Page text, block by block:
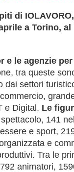
di
a Torino,
e le agenzie
tra queste
dai settori
e Digital. Le
141
e sport,
e
Tra le
animatori,